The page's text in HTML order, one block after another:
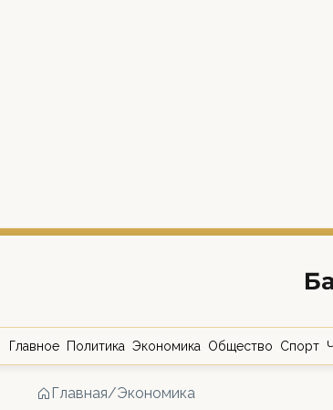
Главное Политика Экономика Общество Спорт
Главная/Экономика